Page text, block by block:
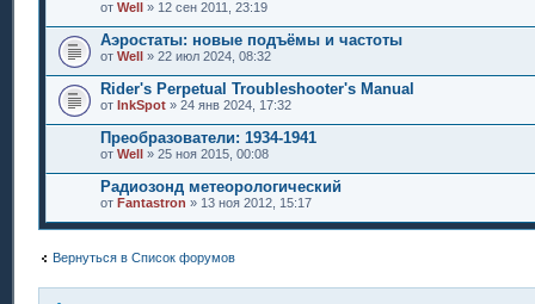
от Well » 12 сен 2011, 23:19
Аэростаты: новые подъёмы и частоты
от Well » 22 июл 2024, 08:32
Rider's Perpetual Troubleshooter's Manual
от InkSpot » 24 янв 2024, 17:32
Преобразователи: 1934-1941
от Well » 25 ноя 2015, 00:08
Радиозонд метеорологический
от Fantastron » 13 ноя 2012, 15:17
Вернуться в Список форумов